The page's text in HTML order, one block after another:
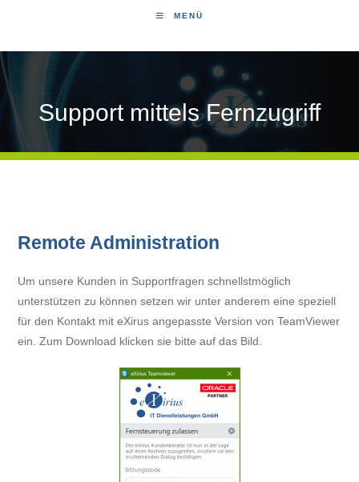
MENÜ
Support mittels Fernzugriff
Remote Administration
Um unsere Kunden in Supportfragen schnellstmöglich
unterstützen zu können setzen wir unter anderem eine speziell
für den Kontakt mit eXirus angepasste Version von TeamViewer
ein. Zum Download klicken sie bitte auf das Bild.